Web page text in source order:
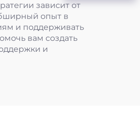
зависит от
опыт в
и поддерживать
вам создать
и